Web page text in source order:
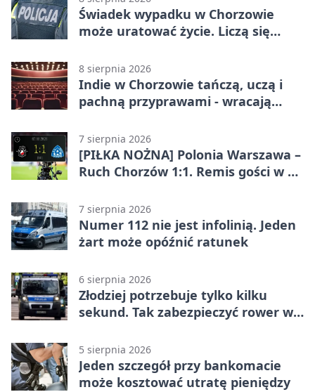
Świadek wypadku w Chorzowie
może uratować życie. Liczą się
8 sierpnia 2026
Indie w Chorzowie tańczą, uczą i
pachną przyprawami - wracają
7 sierpnia 2026
[PIŁKA NOŻNA] Polonia Warszawa –
Ruch Chorzów 1:1. Remis gości w 3.
7 sierpnia 2026
Numer 112 nie jest infolinią. Jeden
żart może opóźnić ratunek
6 sierpnia 2026
Złodziej potrzebuje tylko kilku
sekund. Tak zabezpieczyć rower w
5 sierpnia 2026
Jeden szczegół przy bankomacie
może kosztować utratę pieniędzy